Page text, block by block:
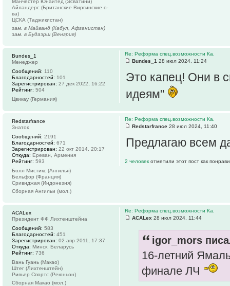
Айландерс (Британские Виргинские о-
ва)
ЦСКА (Таджикистан)
зам. в Майванд (Кабул, Афганистан)
зам. в Будаэрш (Венгрия)
Re: Реформа спец.возможности Ка.
Bundes_1 28 июл 2024, 11:24
Это капец! Они в
идеям"
Bundes_1
Менеджер
Сообщений: 110
Благодарностей: 101
Зарегистрирован: 27 дек 2022, 16:22
Рейтинг: 504
Цвикау (Германия)
Re: Реформа спец.возможности Ка.
Redstarfrance 28 июл 2024, 11:40
Предлагаю всем
2 человек отметили этот пост как
Redstarfrance
Знаток
Сообщений: 2191
Благодарностей: 671
Зарегистрирован: 22 окт 2014, 20:17
Откуда: Ереван, Армения
Рейтинг: 593
Болл Мистикс (Ангилья)
Бельфор (Франция)
Сривиджая (Индонезия)
Сборная Ангильи (мол.)
Re: Реформа спец.возможности Ка.
ACALex 28 июл 2024, 11:44
igor_mors
16-летний
финале ЛЧ
ACALex
Президент ФФ Лихтенштейна
Сообщений: 583
Благодарностей: 451
Зарегистрирован: 02 апр 2011, 17:37
Откуда: Минск, Беларусь
Рейтинг: 736
Вань Гуань (Макао)
Штег (Лихтенштейн)
Ривьер Спортс (Реюньон)
Сборная Макао (мол.)